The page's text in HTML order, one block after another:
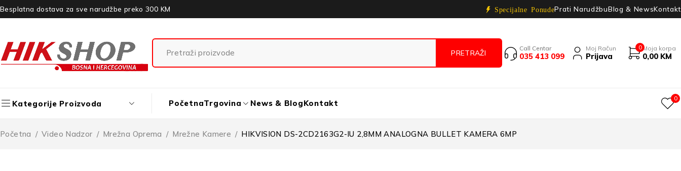
Besplatna dostava za sve narudžbe preko 300 KM Specijalne PonudePrati NarudžbuBlog & NewsKontakt
Call Centar
035 413 099
Moj Račun
Prijava
0 Moja korpa
0,00 KM
Kategorije Proizvoda PočetnaTrgovina News & BlogKontakt 0
Početna / Video Nadzor / Mrežna Oprema / Mrežne Kamere / HIKVISION DS-2CD2163G2-IU 2,8MM ANALOGNA BULLET KAMERA 6MP